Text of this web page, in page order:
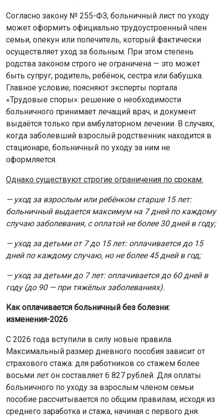
Согласно закону № 255-ФЗ, больничный лист по уходу
может оформить официально трудоустроенный член
семьи, опекун или попечитель, который фактически
осуществляет уход за больным. При этом степень
родства законом строго не ограничена — это может
быть супруг, родитель, ребёнок, сестра или бабушка.
Главное условие, поясняют эксперты портала
«Трудовые споры»: решение о необходимости
больничного принимает лечащий врач, и документ
выдаётся только при амбулаторном лечении. В случаях,
когда заболевший взрослый родственник находится в
стационаре, больничный по уходу за ним не
оформляется.
Однако существуют строгие ограничения по срокам:
— уход за взрослым или ребёнком старше 15 лет:
больничный выдается максимум на 7 дней по каждому
случаю заболевания, с оплатой не более 30 дней в году;
— уход за детьми от 7 до 15 лет: оплачивается до 15
дней по каждому случаю, но не более 45 дней в год;
— уход за детьми до 7 лет: оплачивается до 60 дней в
году (до 90 — при тяжёлых заболеваниях).
Как оплачивается больничный без болезни:
изменения-2026
С 2026 года вступили в силу новые правила.
Максимальный размер дневного пособия зависит от
страхового стажа: для работников со стажем более
восьми лет он составляет 6 827 рублей. Для оплаты
больничного по уходу за взрослым членом семьи
пособие рассчитывается по общим правилам, исходя из
среднего заработка и стажа, начиная с первого дня.